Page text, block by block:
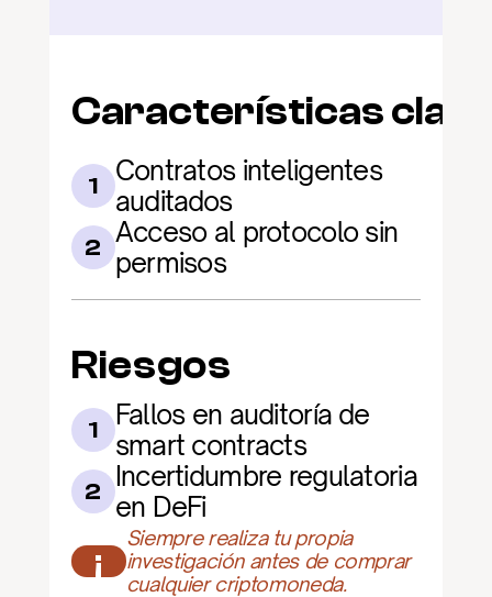
Características
1
Contratos inteligentes
auditados
2 Acceso al protocolo sin
permisos
Riesgos
1
Fallos en auditoría de
smart contracts
2 Incertidumbre regulatoria
en DeFi
¡
Siempre realiza tu propia
investigación antes de comprar
cualquier criptomoneda.